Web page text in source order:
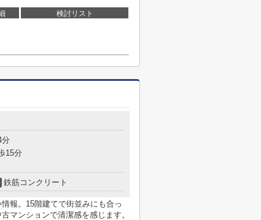
検討リスト
分
15分
鉄筋コンクリート
報。15階建てで街並みにも合っ
マンションで清潔感を感じます。